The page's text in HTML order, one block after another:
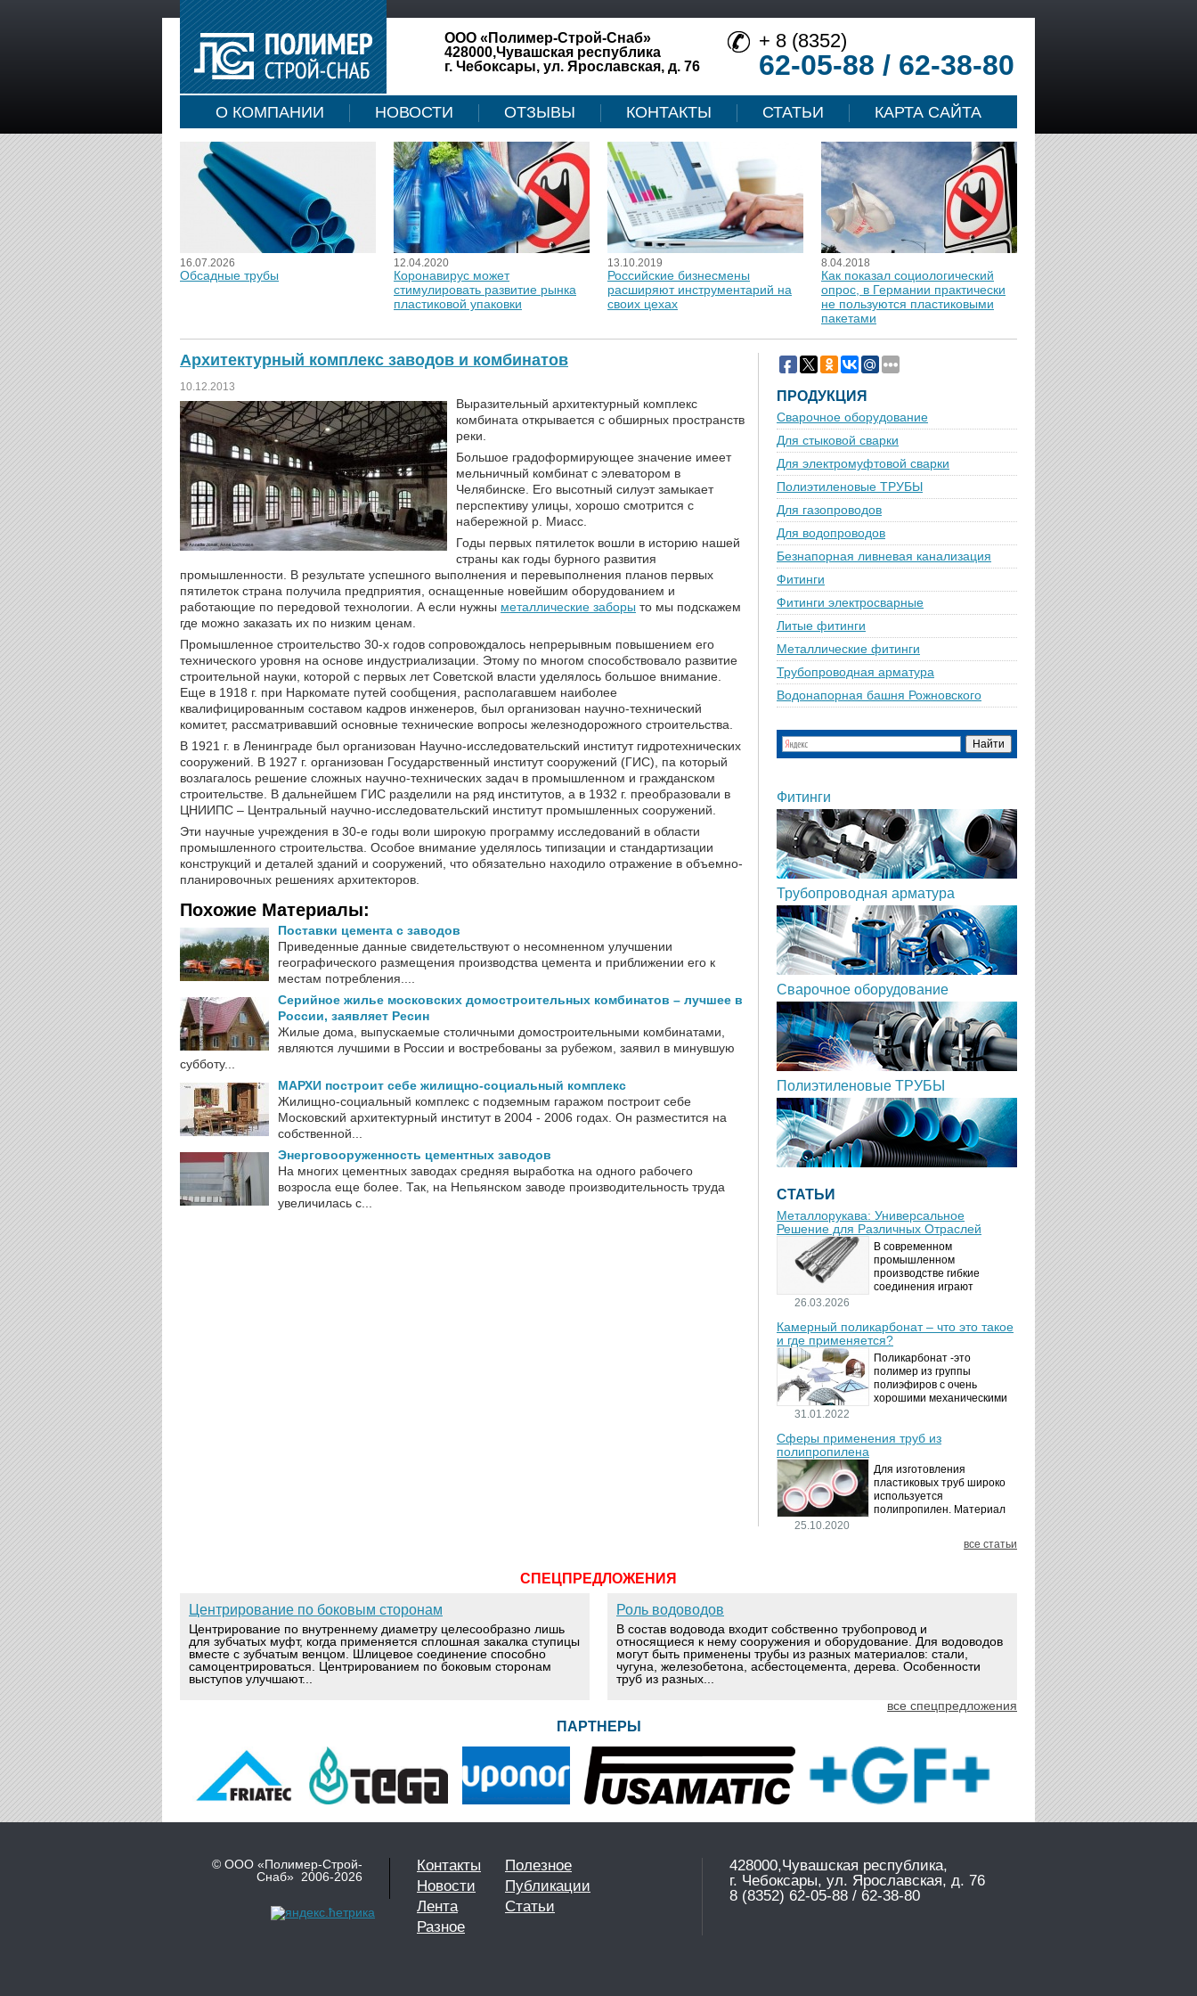
ООО «Полимер-Строй-Снаб»
428000,Чувашская республика
г. Чебоксары, ул. Ярославская, д. 76
+ 8 (8352)
62-05-88 / 62-38-80
О КОМПАНИИ НОВОСТИ ОТЗЫВЫ КОНТАКТЫ СТАТЬИ КАРТА САЙТА
16.07.2026
Обсадные трубы
12.04.2020
Коронавирус может
стимулировать развитие рынка
пластиковой упаковки
13.10.2019
Российские бизнесмены
расширяют инструментарий на
своих цехах
8.04.2018
Как показал социологический
опрос, в Германии практически
не пользуются пластиковыми
пакетами
Архитектурный комплекс заводов и комбинатов
10.12.2013
Выразительный архитектурный комплекс
комбината открывается с обширных пространств
реки.
Большое градоформирующее значение имеет
мельничный комбинат с элеватором в
Челябинске. Его высотный силуэт замыкает
перспективу улицы, хорошо смотрится с
набережной р. Миасс.
Годы первых пятилеток вошли в историю нашей
страны как годы бурного развития
промышленности. В результате успешного выполнения и перевыполнения планов первых
пятилеток страна получила предприятия, оснащенные новейшим оборудованием и
работающие по передовой технологии. А если нужны металлические заборы то мы подскажем
где можно заказать их по низким ценам.
Промышленное строительство 30-х годов сопровождалось непрерывным повышением его
технического уровня на основе индустриализации. Этому по многом способствовало развитие
строительной науки, которой с первых лет Советской власти уделялось большое внимание.
Еще в 1918 г. при Наркомате путей сообщения, располагавшем наиболее
квалифицированным составом кадров инженеров, был организован научно-технический
комитет, рассматривавший основные технические вопросы железнодорожного строительства.
В 1921 г. в Ленинграде был организован Научно-исследовательский институт гидротехнических
сооружений. В 1927 г. организован Государственный институт сооружений (ГИС), па который
возлагалось решение сложных научно-технических задач в промышленном и гражданском
строительстве. В дальнейшем ГИС разделили на ряд институтов, а в 1932 г. преобразовали в
ЦНИИПС – Центральный научно-исследовательский институт промышленных сооружений.
Эти научные учреждения в 30-е годы воли широкую программу исследований в области
промышленного строительства. Особое внимание уделялось типизации и стандартизации
конструкций и деталей зданий и сооружений, что обязательно находило отражение в объемно-
планировочных решениях архитекторов.
Похожие Материалы:
Поставки цемента с заводов
Приведенные данные свидетельствуют о несомненном улучшении
географического размещения производства цемента и приближении его к
местам потребления....
Серийное жилье московских домостроительных комбинатов – лучшее в
России, заявляет Ресин
Жилые дома, выпускаемые столичными домостроительными комбинатами,
являются лучшими в России и востребованы за рубежом, заявил в минувшую
субботу...
МАРХИ построит себе жилищно-социальный комплекс
Жилищно-социальный комплекс с подземным гаражом построит себе
Московский архитектурный институт в 2004 - 2006 годах. Он разместится на
собственной...
Энерговооруженность цементных заводов
На многих цементных заводах средняя выработка на одного рабочего
возросла еще более. Так, на Непьянском заводе производительность труда
увеличилась с...
ПРОДУКЦИЯ
Сварочное оборудование
Для стыковой сварки
Для электромуфтовой сварки
Полиэтиленовые ТРУБЫ
Для газопроводов
Для водопроводов
Безнапорная ливневая канализация
Фитинги
Фитинги электросварные
Литые фитинги
Металлические фитинги
Трубопроводная арматура
Водонапорная башня Рожновского
Фитинги
Трубопроводная арматура
Сварочное оборудование
Полиэтиленовые ТРУБЫ
СТАТЬИ
Металлорукава: Универсальное
Решение для Различных Отраслей
26.03.2026
В современном
промышленном
производстве гибкие
соединения играют
безопасности
технологических процессов.
Металлорукава
представляют собой
универсальные...
Камерный поликарбонат – что это такое
и где применяется?
31.01.2022
Поликарбонат -это
полимер из группы
полиэфиров с очень
хорошими механическими
аморфный, с хорошей
высокой прозрачностью
материал идеально
подходит для...
Сферы применения труб из
полипропилена
25.10.2020
Для изготовления
пластиковых труб широко
используется
полипропилен. Материал
невосприимчив к коррозии,
все статьи
СПЕЦПРЕДЛОЖЕНИЯ
Центрирование по боковым сторонам
Центрирование по внутреннему диаметру целесообразно лишь
для зубчатых муфт, когда применяется сплошная закалка ступицы
вместе с зубчатым венцом. Шлицевое соединение способно
самоцентрироваться. Центрированием по боковым сторонам
выступов улучшают...
Роль водоводов
В состав водовода входит собственно трубопровод и
относящиеся к нему сооружения и оборудование. Для водоводов
могут быть применены трубы из разных материалов: стали,
чугуна, железобетона, асбестоцемента, дерева. Особенности
труб из разных...
все спецпредложения
ПАРТНЕРЫ
© ООО «Полимер-Строй-
Снаб» 2006-2026
Контакты
Новости
Лента
Полезное
Публикации
Статьи
Разное
428000,Чувашская республика,
г. Чебоксары, ул. Ярославская, д. 76
8 (8352) 62-05-88 / 62-38-80